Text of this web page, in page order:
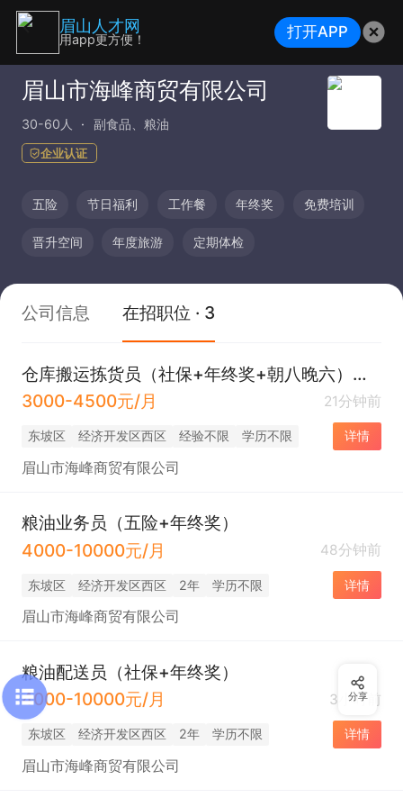
眉山市海峰商贸有限公司
30-60人 副食品、粮油
企业认证
五险 节日福利 工作餐 年终奖 免费培训
晋升空间 年度旅游 定期体检
公司信息 在招职位 · 3
仓库搬运拣货员（社保+年终奖+朝八晚六）西部药谷
3000-4500元/月
21分钟前
东坡区 经济开发区西区 经验不限 学历不限 详情
眉山市海峰商贸有限公司
粮油业务员（五险+年终奖）
4000-10000元/月
48分钟前
东坡区 经济开发区西区 2年 学历不限 详情
眉山市海峰商贸有限公司
粮油配送员（社保+年终奖）
4000-10000元/月
3小时前
东坡区 经济开发区西区 2年 学历不限 详情
眉山市海峰商贸有限公司
分享
眉山人才网
用app更方便！ 打开APP